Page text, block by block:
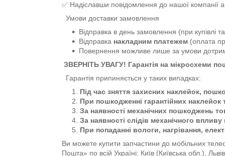
✅ Надіславши повідомлення до нашої компанії
Умови доставки замовлення
Відправка в день замовлення (при купівлі
Відправка накладним платежем (оплата
Повернення можливе лише за умови
ЗВЕРНІТЬ УВАГУ! Гарантія на мікросхеми
Гарантія припиняється у таких випадках:
Під час зняття захисних наклейок,
При пошкодженні гарантійних
За наявності механічних пошкоджень
За наявності слідів механічного
При попаданні вологи, нагрівання,
Ви можете купити запчастини до мобільних
Пошта» по всій Україні: Київ (Київська обл.),